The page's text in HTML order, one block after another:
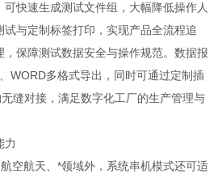
快速生成测试文件组，大幅降低操作人
与定制标签打印，实现产品全流程追
保障测试数据安全与操作规范。数据报
WORD多格式导出，同时可通过定制插
缝对接，满足数字化工厂的生产管理与
力
空航天、*领域外，系统串机模式还可适